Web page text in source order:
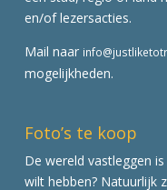
en/of lezersacties.
Mail naar
mogelijkheden.
Foto’s te koop
De wereld vastleggen
wilt hebben? Natuurlijk